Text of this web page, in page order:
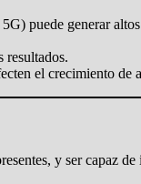
puede generar
resultados.
el crecimiento de
y ser capaz